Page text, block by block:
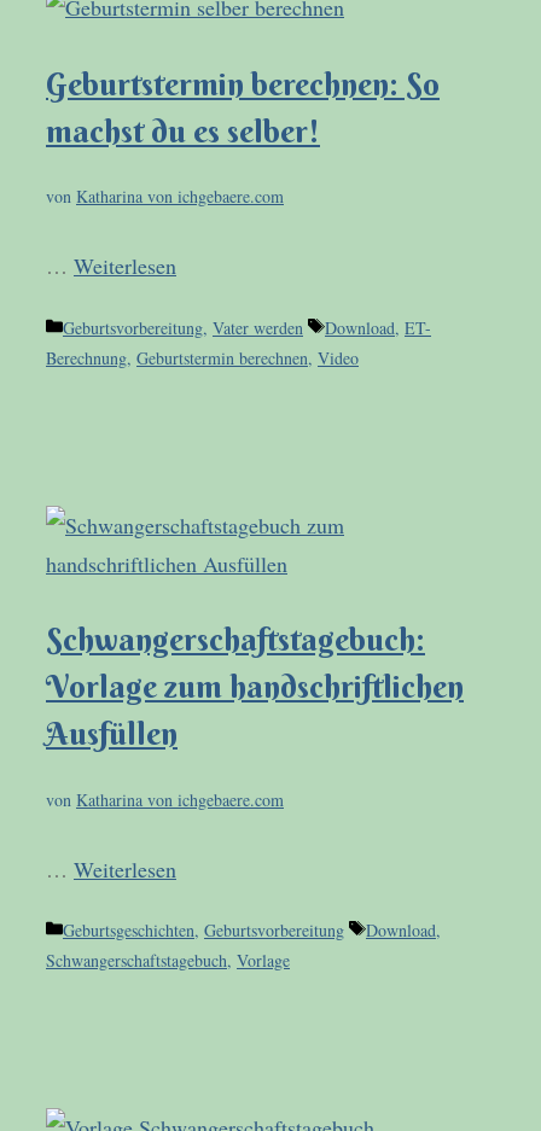
Geburtstermin berechnen: So
machst du es selber!
von Katharina von ichgebaere.com
… Weiterlesen
Kategorien
Geburtsvorbereitung, Vater werden Schlagwörter
Download, ET-
Berechnung, Geburtstermin berechnen, Video
Schwangerschaftstagebuch:
Vorlage zum handschriftlichen
Ausfüllen
von Katharina von ichgebaere.com
… Weiterlesen
Kategorien
Geburtsgeschichten, Geburtsvorbereitung Schlagwörter
Download,
Schwangerschaftstagebuch, Vorlage